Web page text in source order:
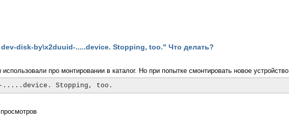
disk-by\x2duuid-.....device. Stopping, too." Что делать?
про монтировании в каталог. Но при попытке смонтировать новое
.....device. Stopping, too.